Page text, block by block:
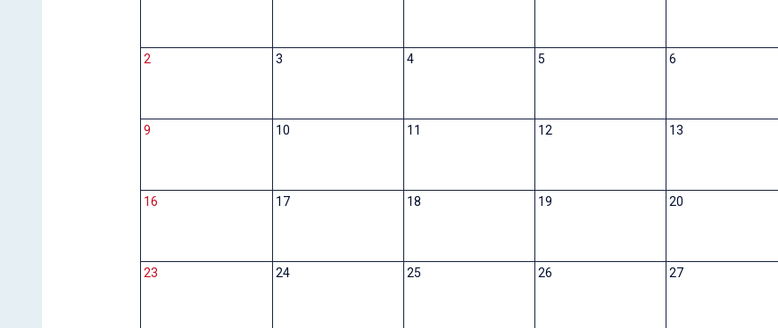
2 3 4 5 6
9 10 11 12 13
16 17 18 19 20
23 24 25 26 27